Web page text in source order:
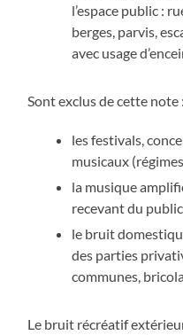
l’espace public :
berges, parvis,
avec usage
Sont exclus de cette note :
les festivals,
musicaux
la musique
recevant du
le bruit
des parties
communes,
Le bruit récréatif